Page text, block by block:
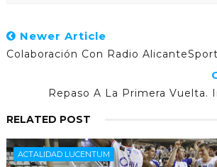
Newer Article
Colaboración Con Radio AlicanteSport
Repaso A La Primera Vuelta.
RELATED POST
ACTALIDAD LUCENTUM